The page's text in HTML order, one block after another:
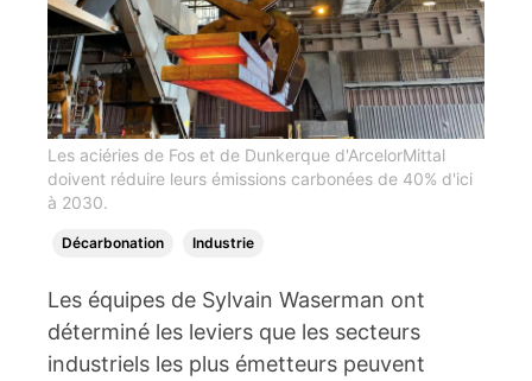
Les aciéries de Fos et de Dunkerque d'ArcelorMittal
doivent réduire leurs émissions carbonées de 40% d'ici
à 2030.
Décarbonation Industrie
Les équipes de Sylvain Waserman ont
déterminé les leviers que les secteurs
industriels les plus émetteurs peuvent